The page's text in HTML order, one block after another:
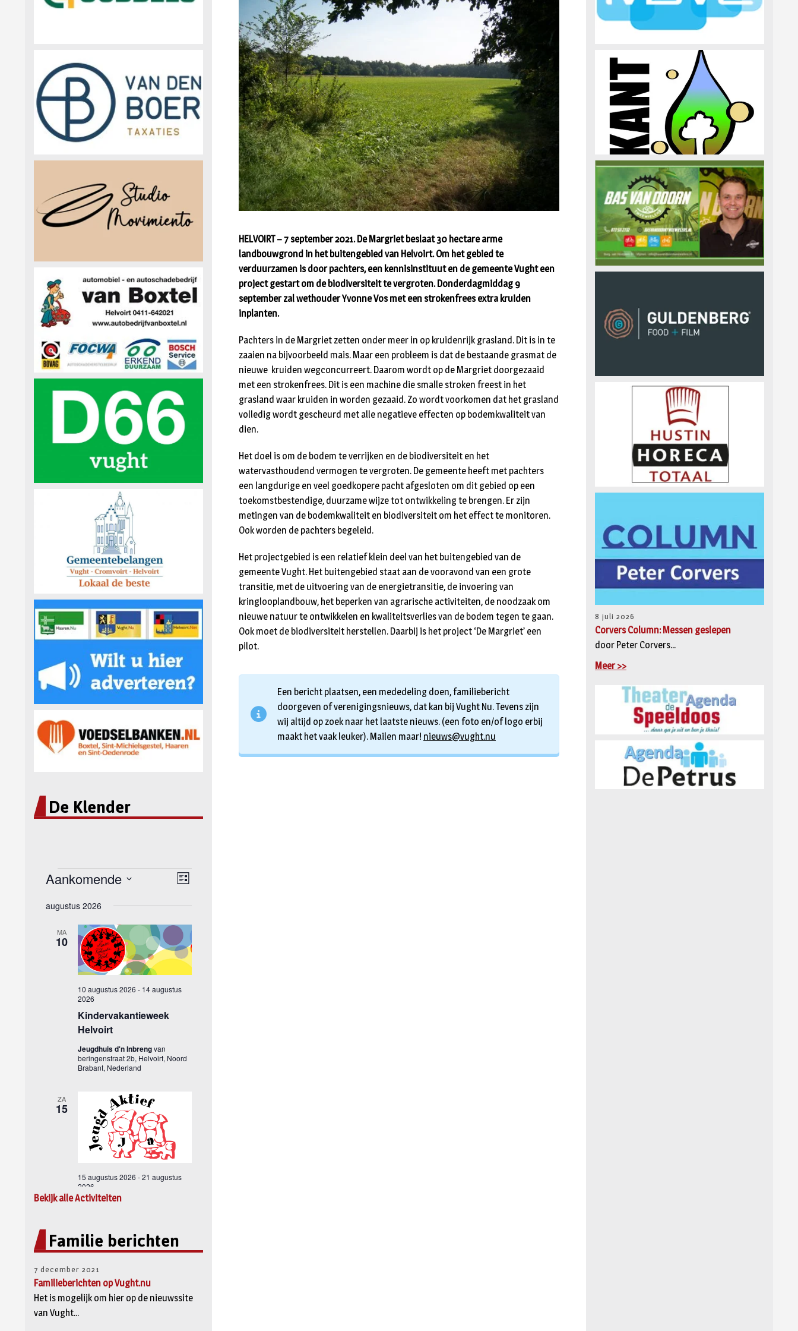
De Klender
Bekijk alle Activiteiten
Familie berichten
7 december 2021
Familieberichten op Vught.nu
Het is mogelijk om hier op de nieuwssite
van Vught...
HELVOIRT – 7 september 2021. De Margriet beslaat 30 hectare arme
landbouwgrond in het buitengebied van Helvoirt. Om het gebied te
verduurzamen is door pachters, een kennisinstituut en de gemeente Vught een
project gestart om de biodiversiteit te vergroten. Donderdagmiddag 9
september zal wethouder Yvonne Vos met een strokenfrees extra kruiden
inplanten.
Pachters in de Margriet zetten onder meer in op kruidenrijk grasland. Dit is in te
zaaien na bijvoorbeeld mais. Maar een probleem is dat de bestaande grasmat de
nieuwe kruiden wegconcurreert. Daarom wordt op de Margriet doorgezaaid
met een strokenfrees. Dit is een machine die smalle stroken freest in het
grasland waar kruiden in worden gezaaid. Zo wordt voorkomen dat het grasland
volledig wordt gescheurd met alle negatieve effecten op bodemkwaliteit van
dien.
Het doel is om de bodem te verrijken en de biodiversiteit en het
watervasthoudend vermogen te vergroten. De gemeente heeft met pachters
een langdurige en veel goedkopere pacht afgesloten om dit gebied op een
toekomstbestendige, duurzame wijze tot ontwikkeling te brengen. Er zijn
metingen van de bodemkwaliteit en biodiversiteit om het effect te monitoren.
Ook worden de pachters begeleid.
Het projectgebied is een relatief klein deel van het buitengebied van de
gemeente Vught. Het buitengebied staat aan de vooravond van een grote
transitie, met de uitvoering van de energietransitie, de invoering van
kringlooplandbouw, het beperken van agrarische activiteiten, de noodzaak om
nieuwe natuur te ontwikkelen en kwaliteitsverlies van de bodem tegen te gaan.
Ook moet de biodiversiteit herstellen. Daarbij is het project ‘De Margriet’ een
pilot.
Een bericht plaatsen, een mededeling doen, familiebericht
doorgeven of verenigingsnieuws, dat kan bij Vught Nu. Tevens zijn
wij altijd op zoek naar het laatste nieuws. (een foto en/of logo erbij
maakt het vaak leuker). Mailen maar! nieuws@vught.nu
8 juli 2026
Corvers Column: Messen geslepen
door Peter Corvers...
Meer >>